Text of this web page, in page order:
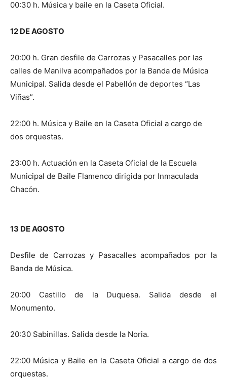
00:30 h. Música y baile en la Caseta Oficial.
12 DE AGOSTO
20:00 h. Gran desfile de Carrozas y Pasacalles por las
calles de Manilva acompañados por la Banda de Música
Municipal. Salida desde el Pabellón de deportes “Las
Viñas”.
22:00 h. Música y Baile en la Caseta Oficial a cargo de
dos orquestas.
23:00 h. Actuación en la Caseta Oficial de la Escuela
Municipal de Baile Flamenco dirigida por Inmaculada
Chacón.
13 DE AGOSTO
Desfile de Carrozas y Pasacalles acompañados por la
Banda de Música.
20:00 Castillo de la Duquesa. Salida desde el
Monumento.
20:30 Sabinillas. Salida desde la Noria.
22:00 Música y Baile en la Caseta Oficial a cargo de dos
orquestas.